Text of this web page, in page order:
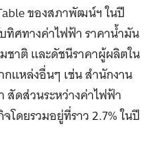
ของสภาพัฒน์ฯ ในปี
ศทางค่าไฟฟ้า ราคาน้ำมัน
ชาติ และดัชนีราคาผู้ผลิตใน
แหล่งอื่นๆ เช่น สำนักงาน
สัดส่วนระหว่างค่าไฟฟ้า
ดยรวมอยู่ที่ราว 2.7% ในปี